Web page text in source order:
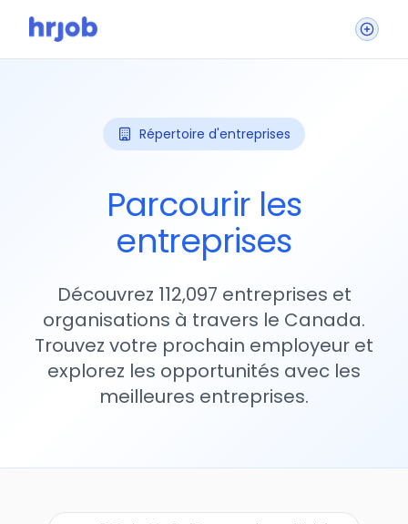
Répertoire d'entreprises
Parcourir les
entreprises
Découvrez 112,097 entreprises et
organisations à travers le Canada.
Trouvez votre prochain employeur et
explorez les opportunités avec les
meilleures entreprises.